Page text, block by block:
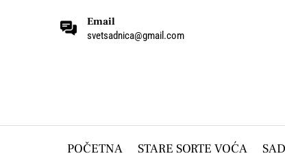
Email
svetsadnica@gmail.com
POČETNA STARE SORTE VOĆA